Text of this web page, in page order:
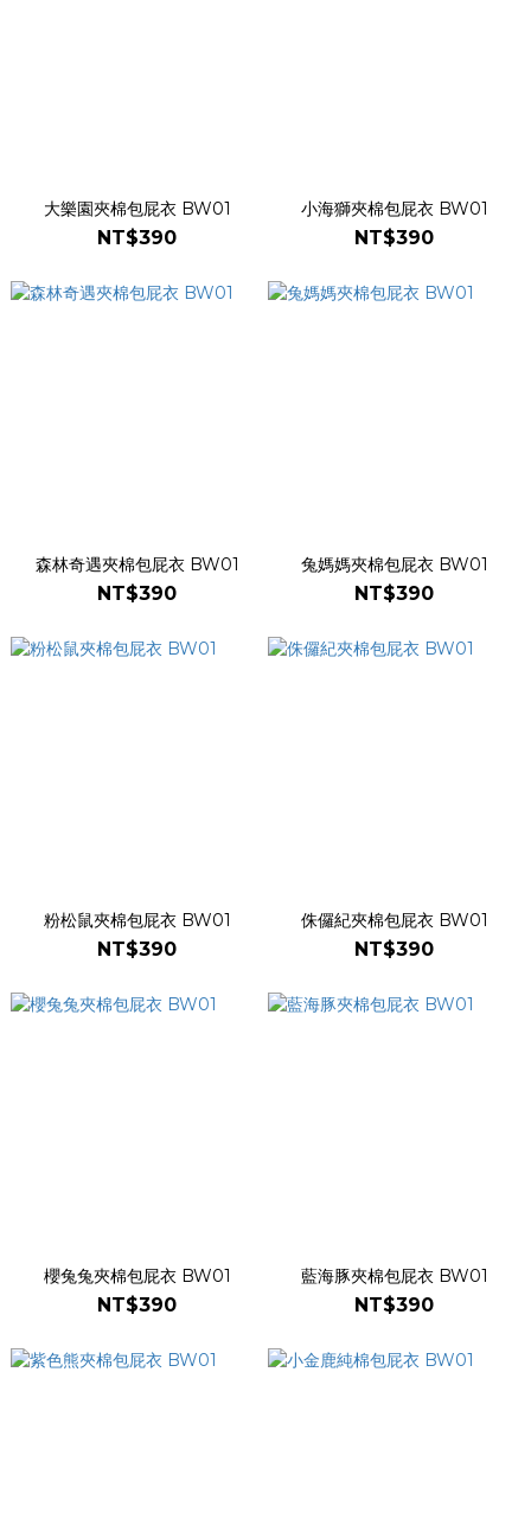
大樂園夾棉包屁衣 BW01
NT$390
小海獅夾棉包屁衣 BW01
NT$390
森林奇遇夾棉包屁衣 BW01
NT$390
兔媽媽夾棉包屁衣 BW01
NT$390
粉松鼠夾棉包屁衣 BW01
NT$390
侏儸紀夾棉包屁衣 BW01
NT$390
櫻兔兔夾棉包屁衣 BW01
NT$390
藍海豚夾棉包屁衣 BW01
NT$390